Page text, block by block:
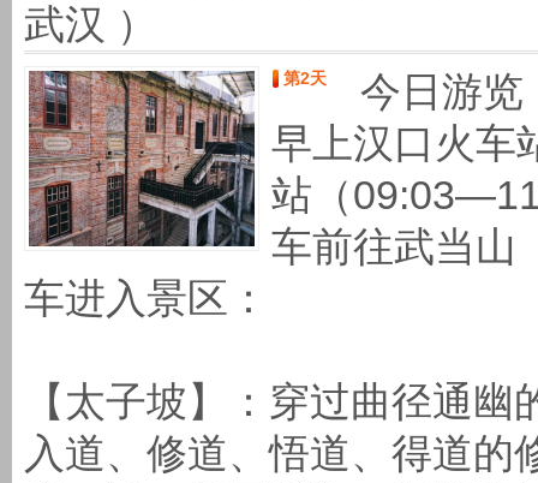
武汉 ）
第2天
今日游览
早上汉口火车
站（
车前往武当山
车进入景区：
【太子坡】：穿过曲径通
入道、修道、悟道、得道